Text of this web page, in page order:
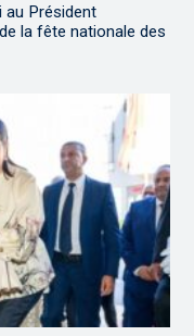
au Président
la fête nationale des